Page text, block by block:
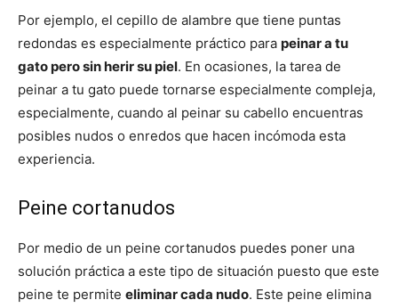
Por ejemplo, el cepillo de alambre que tiene puntas
redondas es especialmente práctico para peinar a tu
gato pero sin herir su piel. En ocasiones, la tarea de
peinar a tu gato puede tornarse especialmente compleja,
especialmente, cuando al peinar su cabello encuentras
posibles nudos o enredos que hacen incómoda esta
experiencia.
Peine cortanudos
Por medio de un peine cortanudos puedes poner una
solución práctica a este tipo de situación puesto que este
peine te permite eliminar cada nudo. Este peine elimina